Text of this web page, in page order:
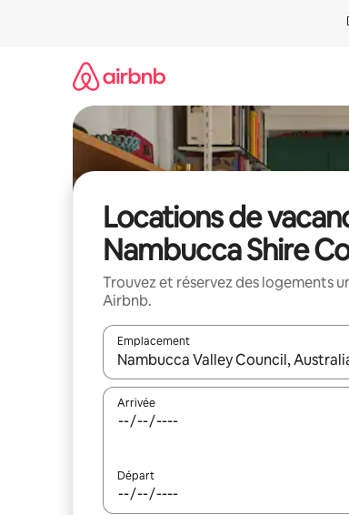
Locations de
Nambucca Shire
Trouvez et réservez des logements
Airbnb.
Emplacement
Quand les résultats sont affichés,
Arrivée
Départ